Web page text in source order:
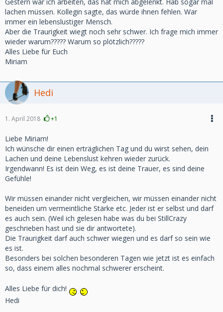
lachen müssen. Kollegin sagte, das würde ihnen fehlen. War
immer ein lebenslustiger Mensch.
Aber die Traurigkeit wiegt noch sehr schwer. Ich frage mich immer
wieder warum????? Warum so plötzlich?????
Alles Liebe für Euch
Miriam
Hedi
1. April 2018 +1
Liebe Miriam!
Ich wünsche dir einen erträglichen Tag und du wirst sehen, dein
Lachen und deine Lebenslust kehren wieder zurück.
Irgendwann! Es ist dein Weg, es ist deine Trauer, es sind deine
Gefühle!
Wir müssen einander nicht vergleichen, wir müssen einander nicht
beneiden um vermeintliche Stärke etc. Jeder ist er selbst und darf
es auch sein. (Weil ich gelesen habe was du bei StillCrazy
geschrieben hast und sie dir antwortete).
Die Traurigkeit darf auch schwer wiegen und es darf so sein wie
es ist.
Besonders bei solchen besonderen Tagen wie jetzt ist es einfach
so, dass einem alles nochmal schwerer erscheint.
Alles Liebe für dich!
Hedi